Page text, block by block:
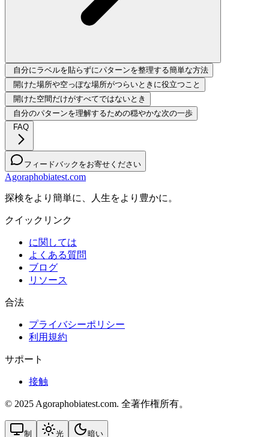
自分にラベルを貼らずにパターンを整理する簡単な方法
開けた場所や空っぽな場所がつらいときに役立つこと
開けた空間だけがすべてではないとき
自分のパターンを理解するための穏やかな次の一歩
FAQ
フィードバックをお寄せください
Agoraphobiatest.com
探検をより簡単に、人生をより豊かに。
クイックリンク
に関しては
よくある質問
ブログ
リソース
合法
プライバシーポリシー
利用規約
サポート
接触
© 2025 Agoraphobiatest.com. 全著作権所有。
制 光 暗い